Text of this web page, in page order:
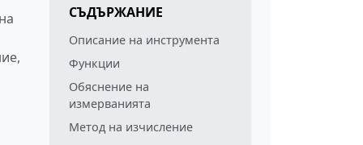
СЪДЪРЖАНИЕ
Описание на инструмента
Функции
Обяснение на
измерванията
Метод на изчисление